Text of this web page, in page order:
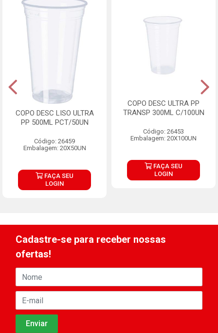
COPO DESC LISO ULTRA
PP 500ML PCT/50UN
Código: 26459
Embalagem: 20X50UN
FAÇA SEU
LOGIN
COPO DESC ULTRA PP
TRANSP 300ML C/100UN
Código: 26453
Embalagem: 20X100UN
FAÇA SEU
LOGIN
Cadastre-se para receber nossas
ofertas!